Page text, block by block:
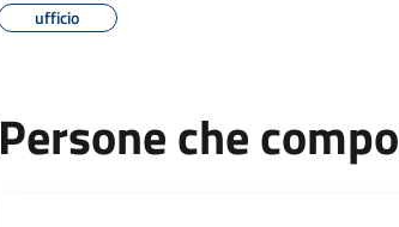
ufficio
Persone che